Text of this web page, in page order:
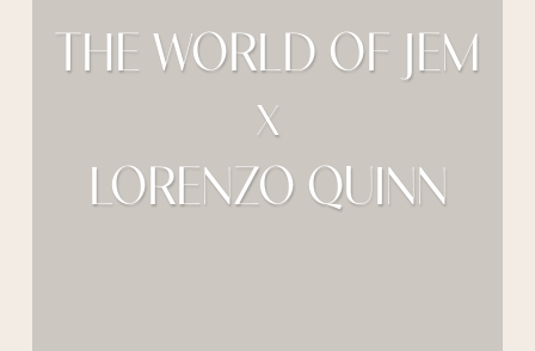
THE WORLD OF JEM
X
LORENZO QUINN